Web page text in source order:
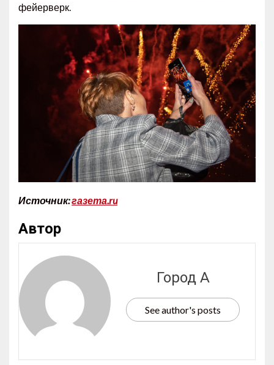
фейерверк.
Источник:газета.ru
Автор
Город А
See author's posts